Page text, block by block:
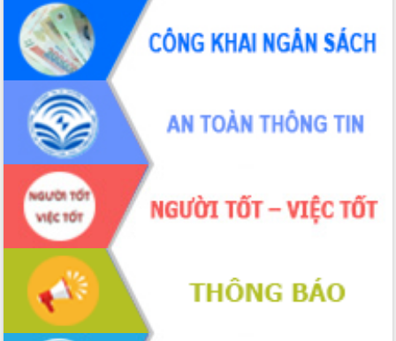
Đắk Lắk nỗ lực thúc đẩy tăng trưởng
kinh tế từ 10% trở lên trong Quý
II/2026
Đắk Lắk ký kết thỏa thuận hợp tác về
chuyển đổi số giai đoạn 2026 – 2030
với Tập đoàn Bưu chính Viễn thông
Việt Nam
Thứ trưởng Bộ Y tế làm việc với tỉnh
Đắk Lắk về phát triển nhân lực y tế
cho trạm y tế cấp xã
Du lịch Đắk Lắk nâng tầm trải nghiệm
du khách thông qua Hệ thống cơ sở dữ
liệu và Bản đồ số
Tập huấn ứng dụng trí tuệ nhân tạo (AI)
trong thương mại điện tử năm 2026
Đoàn đại biểu Quốc hội tỉnh Đắk Lắk
trao đổi thông tin trước Kỳ họp thứ
nhất, Quốc hội khóa XVI